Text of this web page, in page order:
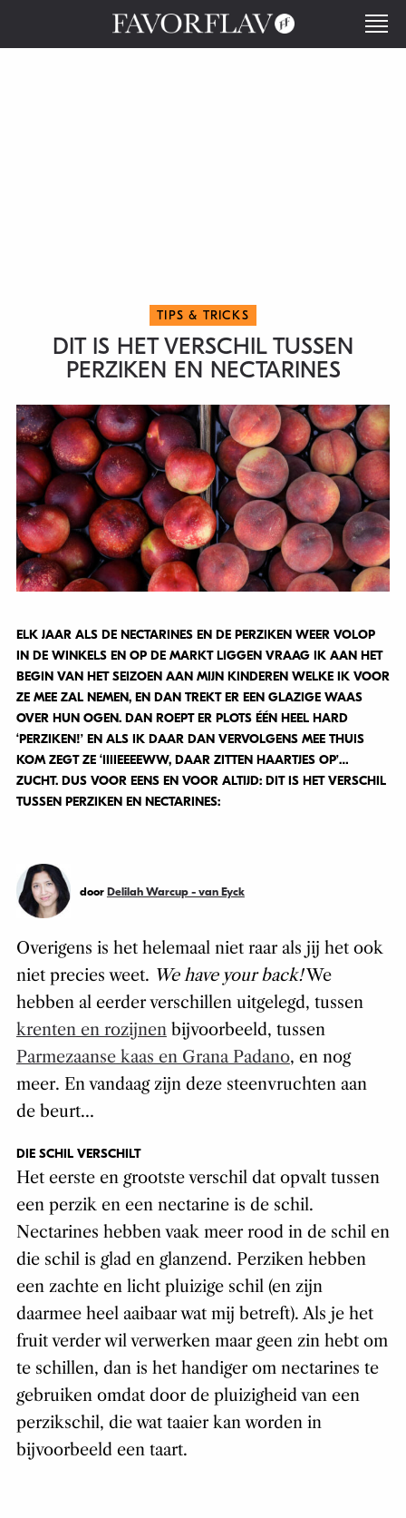
TIPS & TRICKS
DIT IS HET VERSCHIL TUSSEN
PERZIKEN EN NECTARINES
ELK JAAR ALS DE NECTARINES EN DE PERZIKEN WEER VOLOP
IN DE WINKELS EN OP DE MARKT LIGGEN VRAAG IK AAN HET
BEGIN VAN HET SEIZOEN AAN MIJN KINDEREN WELKE IK VOOR
ZE MEE ZAL NEMEN, EN DAN TREKT ER EEN GLAZIGE WAAS
OVER HUN OGEN. DAN ROEPT ER PLOTS ÉÉN HEEL HARD
‘PERZIKEN!’ EN ALS IK DAAR DAN VERVOLGENS MEE THUIS
KOM ZEGT ZE ‘IIIIEEEEWW, DAAR ZITTEN HAARTJES OP’…
ZUCHT. DUS VOOR EENS EN VOOR ALTIJD: DIT IS HET VERSCHIL
TUSSEN PERZIKEN EN NECTARINES:
door Delilah Warcup - van Eyck
Overigens is het helemaal niet raar als jij het ook
niet precies weet. We have your back!We
hebben al eerder verschillen uitgelegd, tussen
krenten en rozijnenbijvoorbeeld, tussen
Parmezaanse kaas en Grana Padano, en nog
meer. En vandaag zijn deze steenvruchten aan
de beurt…
DIE SCHIL VERSCHILT
Het eerste en grootste verschil dat opvalt tussen
een perzik en een nectarine is de schil.
Nectarines hebben vaak meer rood in de schil en
die schil is glad en glanzend. Perziken hebben
een zachte en licht pluizige schil (en zijn
daarmee heel aaibaar wat mij betreft). Als je het
fruit verder wil verwerken maar geen zin hebt om
te schillen, dan is het handiger om nectarines te
gebruiken omdat door de pluizigheid van een
perzikschil, die wat taaier kan worden in
bijvoorbeeld een taart.